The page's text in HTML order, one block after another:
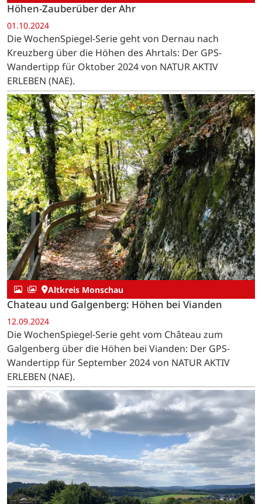
Höhen-Zauberüber der Ahr
01.10.2024
Die WochenSpiegel-Serie geht von Dernau nach
Kreuzberg über die Höhen des Ahrtals: Der GPS-
Wandertipp für Oktober 2024 von NATUR AKTIV
ERLEBEN (NAE).
Altkreis Monschau
Chateau und Galgenberg: Höhen bei Vianden
12.09.2024
Die WochenSpiegel-Serie geht vom Château zum
Galgenberg über die Höhen bei Vianden: Der GPS-
Wandertipp für September 2024 von NATUR AKTIV
ERLEBEN (NAE).